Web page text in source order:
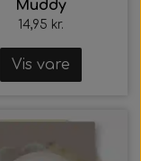
Muddy
14,95 kr.
Vis vare